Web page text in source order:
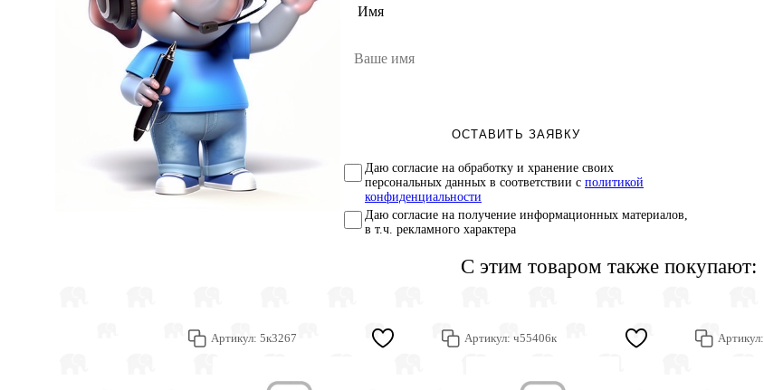
Имя
ОСТАВИТЬ ЗАЯВКУ
Даю согласие на обработку и хранение своих
персональных данных в соответствии с политикой
конфиденциальности
Даю согласие на получение информационных материалов,
в т.ч. рекламного характера
С этим товаром также покупают:
Артикул: 5к3267 Артикул: ч55406к Артикул: